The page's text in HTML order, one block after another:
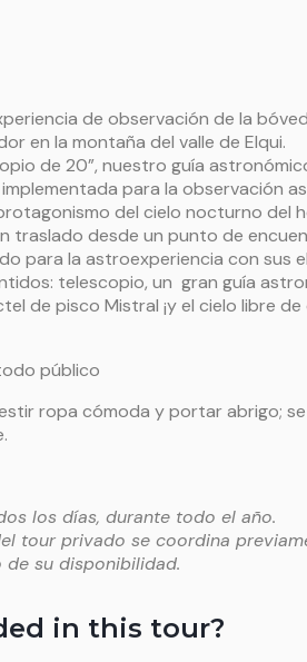
de observación de la
en la montaña del valle de Elqui.
de 20”, nuestro guía
para la observación
del cielo nocturno del
traslado desde un punto de
para la astroexperiencia con sus
telescopio, un gran guía
de pisco Mistral ¡y el cielo libre
público
ropa cómoda y portar abrigo;
los días, durante todo el año.
tour privado se coordina
su disponibilidad.
in this tour?